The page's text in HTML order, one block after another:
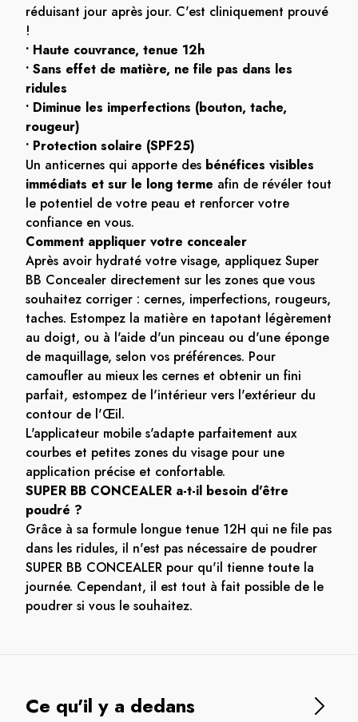
réduisant jour après jour. C'est cliniquement prouvé
!
• Haute couvrance, tenue 12h
• Sans effet de matière, ne file pas dans les
ridules
• Diminue les imperfections (bouton, tache,
rougeur)
• Protection solaire (SPF25)
Un anticernes qui apporte des bénéfices visibles
immédiats et sur le long terme afin de révéler tout
le potentiel de votre peau et renforcer votre
confiance en vous.
Comment appliquer votre concealer
Après avoir hydraté votre visage, appliquez Super
BB Concealer directement sur les zones que vous
souhaitez corriger : cernes, imperfections, rougeurs,
taches. Estompez la matière en tapotant légèrement
au doigt, ou à l'aide d'un pinceau ou d'une éponge
de maquillage, selon vos préférences. Pour
camoufler au mieux les cernes et obtenir un fini
parfait, estompez de l'intérieur vers l'extérieur du
contour de l'Œil.
L'applicateur mobile s'adapte parfaitement aux
courbes et petites zones du visage pour une
application précise et confortable.
SUPER BB CONCEALER a-t-il besoin d'être
poudré ?
Grâce à sa formule longue tenue 12H qui ne file pas
dans les ridules, il n'est pas nécessaire de poudrer
SUPER BB CONCEALER pour qu'il tienne toute la
journée. Cependant, il est tout à fait possible de le
poudrer si vous le souhaitez.
Ce qu'il y a dedans